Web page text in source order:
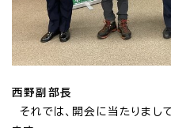
西野副部長
それでは、開会に当たりまし